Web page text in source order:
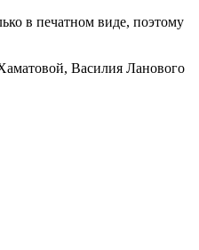
в печатном виде, поэтому
Василия Ланового